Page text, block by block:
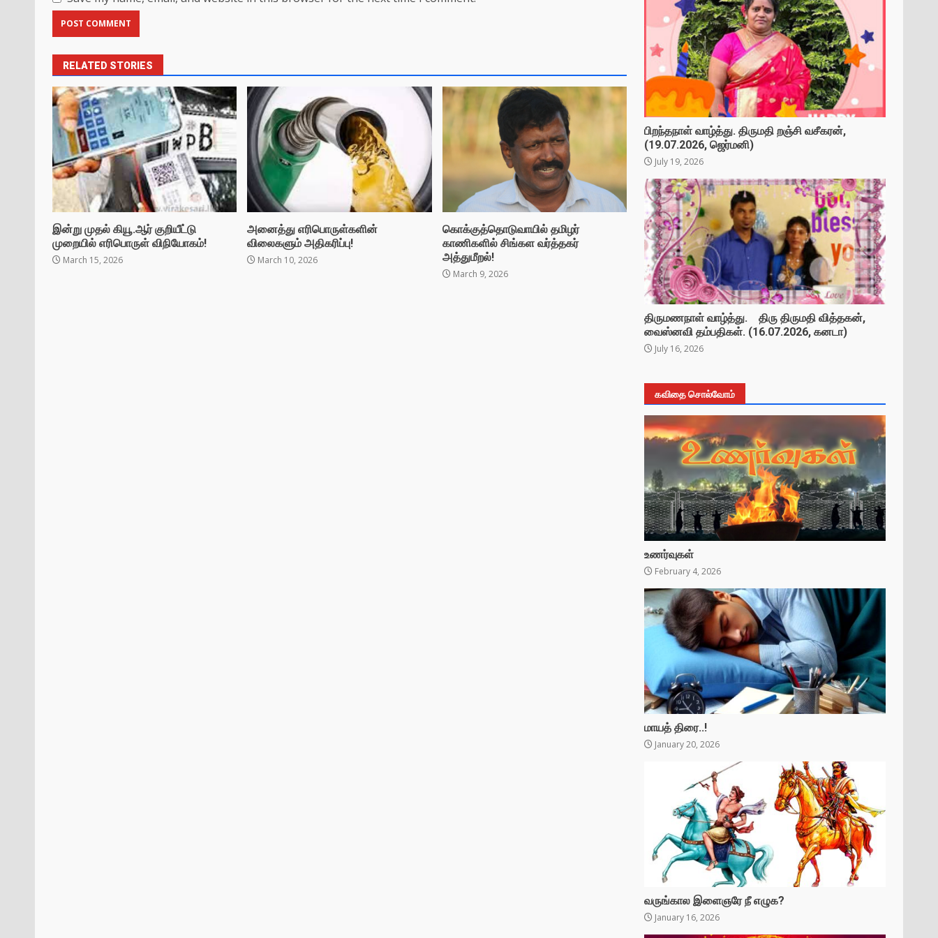
RELATED STORIES
இன்று முதல் கியூ.ஆர் குறியீட்டு
முறையில் எரிபொருள் விநியோகம்!
March 15, 2026
அனைத்து எரிபொருள்களின்
விலைகளும் அதிகரிப்பு!
March 10, 2026
கொக்குத்தொடுவாயில் தமிழர்
காணிகளில் சிங்கள வர்த்தகர்
அத்துமீறல்!
March 9, 2026
பிறந்தநாள் வாழ்த்து. திருமதி றஞ்சி வசீகரன்,
(19.07.2026, ஜெர்மனி)
July 19, 2026
திருமணநாள் வாழ்த்து. திரு திருமதி வித்தகன்,
வைஸ்னவி தம்பதிகள். (16.07.2026, கனடா)
July 16, 2026
கவிதை சொல்வோம்
உணர்வுகள்
February 4, 2026
மாயத் திரை..!
January 20, 2026
வருங்கால இளைஞரே நீ எழுக?
January 16, 2026